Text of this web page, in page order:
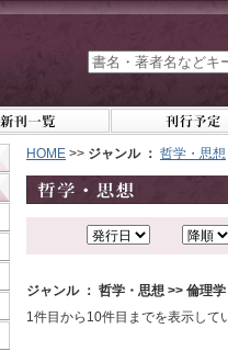
HOME >> ジャンル ： 哲学・思想
ジャンル ： 哲学・思想 >> 倫理
1件目から10件目までを表示して